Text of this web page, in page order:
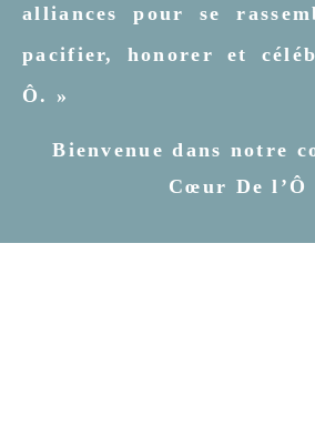
alliances pour se
pacifier, honorer et
Ô. »
Bienvenue dans notre
Cœur De l’Ô